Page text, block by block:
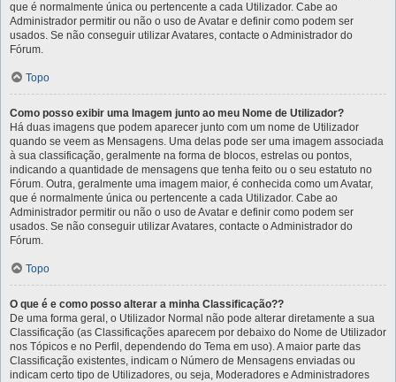
que é normalmente única ou pertencente a cada Utilizador. Cabe ao
Administrador permitir ou não o uso de Avatar e definir como podem ser
usados. Se não conseguir utilizar Avatares, contacte o Administrador do
Fórum.
Topo
Como posso exibir uma Imagem junto ao meu Nome de Utilizador?
Há duas imagens que podem aparecer junto com um nome de Utilizador
quando se veem as Mensagens. Uma delas pode ser uma imagem associada
à sua classificação, geralmente na forma de blocos, estrelas ou pontos,
indicando a quantidade de mensagens que tenha feito ou o seu estatuto no
Fórum. Outra, geralmente uma imagem maior, é conhecida como um Avatar,
que é normalmente única ou pertencente a cada Utilizador. Cabe ao
Administrador permitir ou não o uso de Avatar e definir como podem ser
usados. Se não conseguir utilizar Avatares, contacte o Administrador do
Fórum.
Topo
O que é e como posso alterar a minha Classificação??
De uma forma geral, o Utilizador Normal não pode alterar diretamente a sua
Classificação (as Classificações aparecem por debaixo do Nome de Utilizador
nos Tópicos e no Perfil, dependendo do Tema em uso). A maior parte das
Classificação existentes, indicam o Número de Mensagens enviadas ou
indicam certo tipo de Utilizadores, ou seja, Moderadores e Administradores